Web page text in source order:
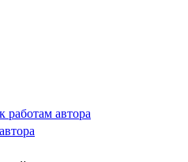
работам автора